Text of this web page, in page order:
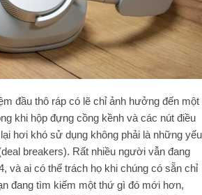
đầu thô ráp có lẽ chỉ ảnh hưởng đến một
khi hộp đựng cồng kềnh và các nút điều
hơi khó sử dụng không phải là những yếu
deal breakers). Rất nhiều người vẫn đang
và ai có thể trách họ khi chúng có sẵn chỉ
đang tìm kiếm một thứ gì đó mới hơn,